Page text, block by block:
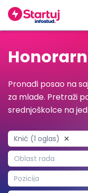
Pronađi posao na
za mlade. Pretraži
srednjoškolce na
Knić (1 oglas)
Oblast rada
Pozicija